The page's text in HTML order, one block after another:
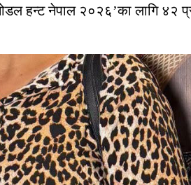
हन्ट नेपाल २०२६’का लागि ४२